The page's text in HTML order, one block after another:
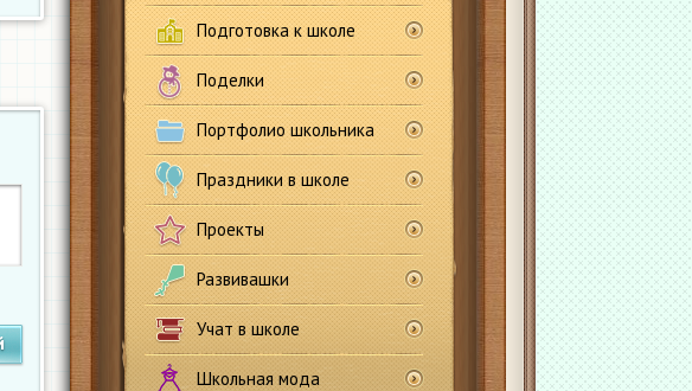
Подготовка к школе
Поделки
Портфолио школьника
Праздники в школе
Проекты
Развивашки
Учат в школе
Школьная мода